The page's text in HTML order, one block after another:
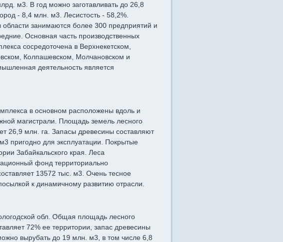
м3. В год можно заготавливать до 26,8
- 8,4 млн. м3. Лесистость - 58,2%.
области занимаются более 300 предприятий и
Основная часть производственных
сосредоточена в Верхнекетском,
Колпашевском, Молчановском и
деятельность является
в основном расположены вдоль и
магистрали. Площадь земель лесного
26,9 млн. га. Запасы древесины составляют
пригодно для эксплуатации. Покрытые
Забайкальского края. Леса
фонд территориально
13572 тыс. м3. Очень тесное
к динамичному развитию отрасли.
обл. Общая площадь лесного
72% ее территории, запас древесины
вырубать до 19 млн. м3, в том числе 6,8